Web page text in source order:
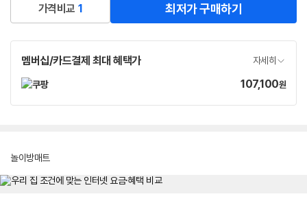
가격비교 1 최저가 구매하기
멤버십/카드결제 최대 혜택가 자세히
가
107,100원
놀이방매트